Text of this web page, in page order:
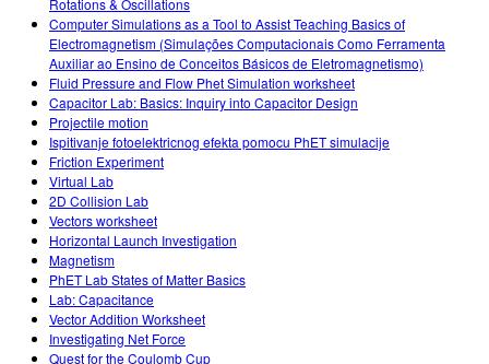
Rotations & Oscillations
Computer Simulations as a Tool to Assist Teaching Basics of
Electromagnetism (Simulações Computacionais Como Ferramenta
Auxiliar ao Ensino de Conceitos Básicos de Eletromagnetismo)
Fluid Pressure and Flow Phet Simulation worksheet
Capacitor Lab: Basics: Inquiry into Capacitor Design
Projectile motion
Ispitivanje fotoelektricnog efekta pomocu PhET simulacije
Friction Experiment
Virtual Lab
2D Collision Lab
Vectors worksheet
Horizontal Launch Investigation
Magnetism
PhET Lab States of Matter Basics
Lab: Capacitance
Vector Addition Worksheet
Investigating Net Force
Quest for the Coulomb Cup